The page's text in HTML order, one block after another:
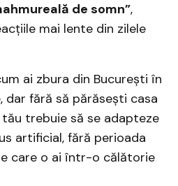
de somn”,
mai lente din zilele
ai zbura din București în
fără să părăsești casa
trebuie să se adapteze
artificial, fără perioada
care o ai într-o călătorie